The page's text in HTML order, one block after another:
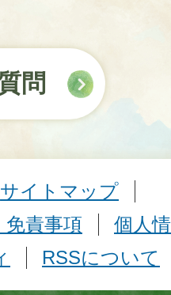
問
サイトマップ
免責事項
個人
RSSについて